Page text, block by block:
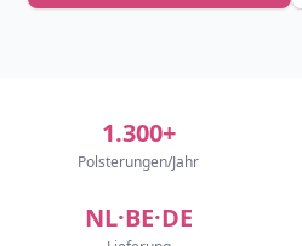
1.300+
Polsterungen/Jahr
NL·BE·DE